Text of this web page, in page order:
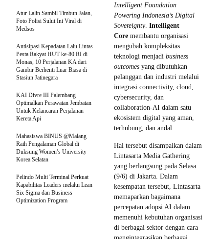
Intelligent Foundation
Powering Indonesia’s Digital
Sovereignty. Intelligent
Core membantu organisasi
mengubah kompleksitas
teknologi menjadi business
outcomes yang dibutuhkan
pelanggan dan industri melalui
integrasi connectivity, cloud,
cybersecurity, dan
collaboration-AI dalam satu
ekosistem digital yang aman,
terhubung, dan andal.
Hal tersebut disampaikan dalam
Lintasarta Media Gathering
yang berlangsung pada Selasa
(9/6) di Jakarta. Dalam
kesempatan tersebut, Lintasarta
memaparkan bagaimana
percepatan adopsi AI dalam
memenuhi kebutuhan organisasi
di berbagai sektor dengan cara
Atur Lalin Sambil Timbun Jalan,
Foto Polisi Sulut Ini Viral di
Medsos
Antisipasi Kepadatan Lalu Lintas
Pesta Rakyat HUT ke-80 RI di
Monas, 10 Perjalanan KA dari
Gambir Berhenti Luar Biasa di
Stasiun Jatinegara
KAI Divre III Palembang
Optimalkan Perawatan Jembatan
Untuk Kelancaran Perjalanan
Kereta Api
Mahasiswa BINUS @Malang
Raih Pengalaman Global di
Duksung Women’s University
Korea Selatan
Pelindo Multi Terminal Perkuat
Kapabilitas Leaders melalui Lean
Six Sigma dan Business
Optimization Program